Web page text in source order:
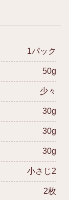
1パック
50g
少々
30g
30g
30g
小さじ2
2枚